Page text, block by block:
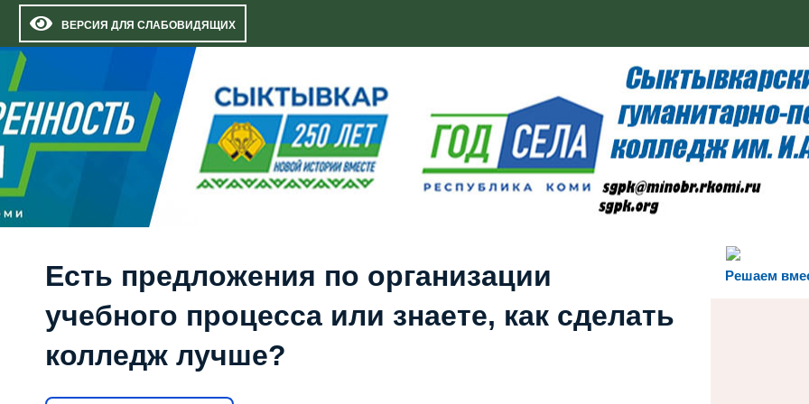
ВЕРСИЯ ДЛЯ СЛАБОВИДЯЩИХ
Решаем
Есть предложения по организации
учебного процесса или знаете, как сделать
колледж лучше?